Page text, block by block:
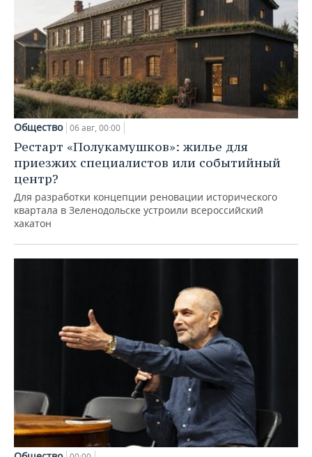
Общество 06 авг, 00:00
Рестарт «Полукамушков»: жилье для
приезжих специалистов или событийный
центр?
Для разработки концепции реновации исторического
квартала в Зеленодольске устроили всероссийский
хакатон